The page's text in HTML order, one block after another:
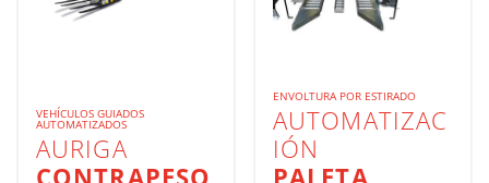
VEHÍCULOS GUIADOS
AUTOMATIZADOS
AURIGA
ENVOLTURA POR ESTIRADO
AUTOMATIZAC
IÓN